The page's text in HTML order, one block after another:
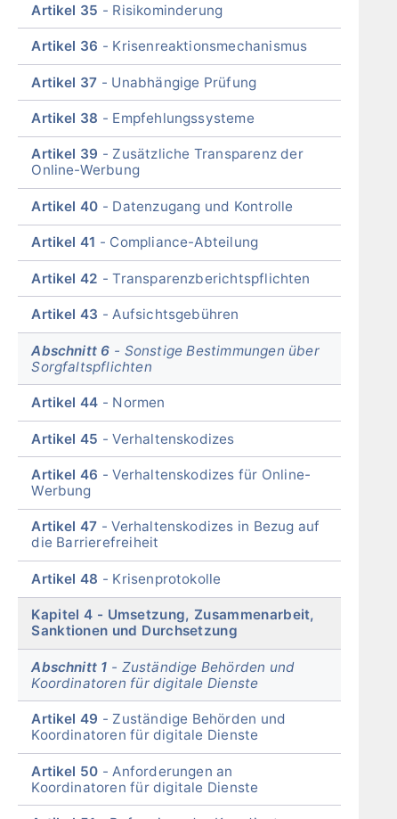
Artikel 35 Risikominderung
Artikel 36 Krisenreaktionsmechanismus
Artikel 37 Unabhängige Prüfung
Artikel 38 Empfehlungssysteme
Artikel 39
Zusätzliche Transparenz der
Online-Werbung
Artikel 40 Datenzugang und Kontrolle
Artikel 41 Compliance-Abteilung
Artikel 42 Transparenzberichtspflichten
Artikel 43 Aufsichtsgebühren
Abschnitt 6
Sonstige Bestimmungen über
Sorgfaltspflichten
Artikel 44 Normen
Artikel 45 Verhaltenskodizes
Artikel 46
Verhaltenskodizes für Online-
Werbung
Artikel 47
Verhaltenskodizes in Bezug auf
die Barrierefreiheit
Artikel 48 Krisenprotokolle
Kapitel 4
Umsetzung, Zusammenarbeit,
Sanktionen und Durchsetzung
Abschnitt 1
Zuständige Behörden und
Koordinatoren für digitale Dienste
Artikel 49
Zuständige Behörden und
Koordinatoren für digitale Dienste
Artikel 50
Anforderungen an
Koordinatoren für digitale Dienste